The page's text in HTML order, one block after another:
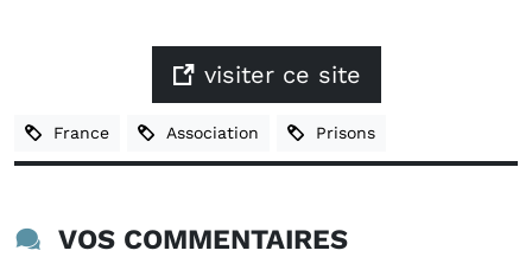
visiter ce site
France Association Prisons
VOS COMMENTAIRES